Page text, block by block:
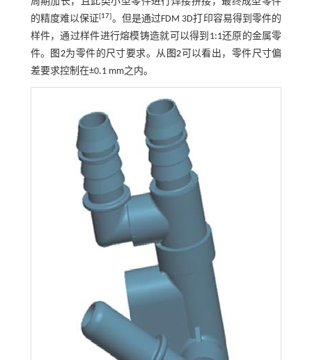
的精度难以保证[17]。但是通过FDM 3D打印容易得到零件的
样件，通过样件进行熔模铸造就可以得到1:1还原的金属零
件。
图2为零件的尺寸要求。从 图2 可以看出，零件尺寸偏
差要求控制在±0.1 mm之内。